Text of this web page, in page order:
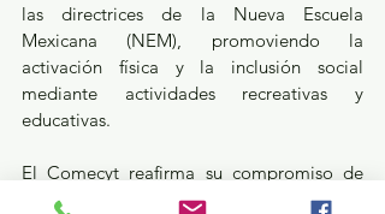
las directrices de la Nueva Escuela
Mexicana (NEM), promoviendo la
activación física y la inclusión social
mediante actividades recreativas y
educativas.
El Comecyt reafirma su compromiso de
despertar el interés por la ciencia y la